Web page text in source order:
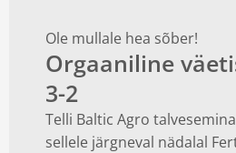
Ole mullale hea sõber!
Orgaaniline
3-2
Telli Baltic Agro
sellele järgneval nädalal
Teenused
Teraviljakäitlusseadmed
Kontaktid